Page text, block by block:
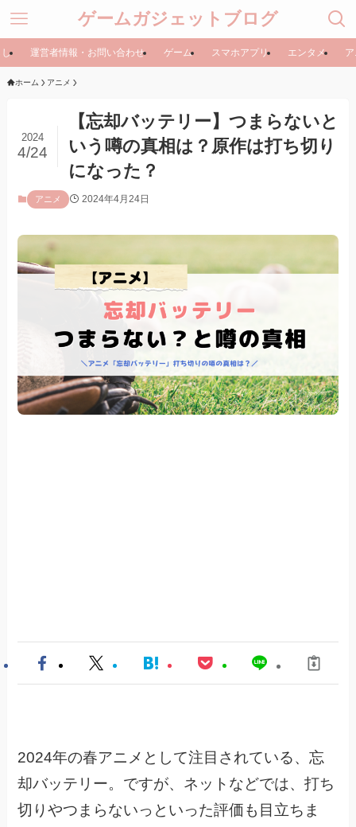
ゲームガジェットブログ
運営者情報・お問い合わせ ゲーム スマホアプリ エンタメ
ホーム アニメ
【忘却バッテリー】つまらないと
いう噂の真相は？原作は打ち切り
になった？
2024
4/24
アニメ 2024年4月24日
2024年の春アニメとして注目されている、忘
却バッテリー。 ですが、ネットなどでは、打ち
切りやつまらないっといった評価も目立ちま